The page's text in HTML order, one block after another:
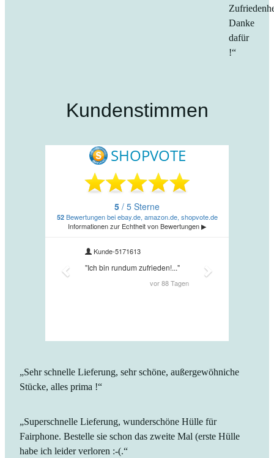
Danke
dafür
!“
Kundenstimmen
„Sehr schnelle Lieferung, sehr schöne, außergewöhniche
Stücke, alles prima !“
„Superschnelle Lieferung, wunderschöne Hülle für
Fairphone. Bestelle sie schon das zweite Mal (erste Hülle
habe ich leider verloren :-(.“